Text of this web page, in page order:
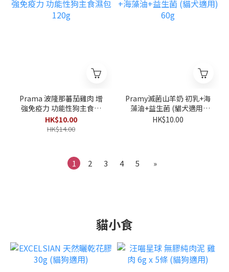
Prama 波隆那蕃茄雞肉 增
強免疫力 功能性狗主食濕
包 120g
HK$10.00
HK$14.00
Pramy滅菌山羊奶 初乳+海
藻油+益生菌 (貓犬適用)
60g
HK$10.00
1 2 3 4 5 »
貓小食